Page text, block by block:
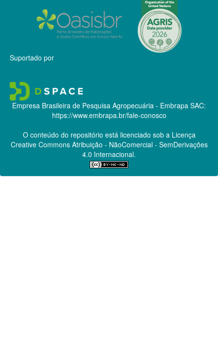
Suportado por
Empresa Brasileira de Pesquisa Agropecuária - Embrapa SAC:
https://www.embrapa.br/fale-conosco
O conteúdo do repositório está licenciado sob a Licença
Creative CommonsAtribuição - NãoComercial - SemDerivações
4.0 Internacional.